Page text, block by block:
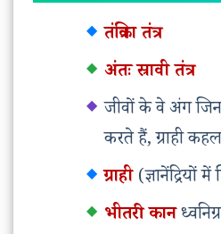
तंत्रिका तंत्र
अंतः स्रावी तंत्र
जीवों के वे अंग
करते हैं, ग्राही
ग्राही(ज्ञानेंद्रियों
भीतरी कान